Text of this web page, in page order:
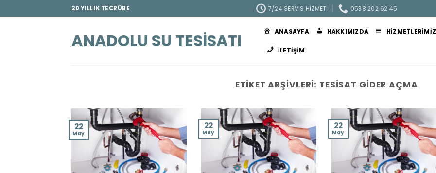
atla
20 YILLIK TECRÜBE 7/24 SERVIS HIZMETI 0538 202 62 45
ANADOLU SU TESISATI ANASAYFA HAKKIMIZDA HIZMETLERIMIZ
İLETIŞIM
ETIKET ARŞIVLERI: TESISAT GIDER AÇMA
22
May
22
May
22
May